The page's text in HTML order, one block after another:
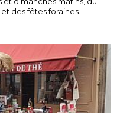
des fêtes foraines.